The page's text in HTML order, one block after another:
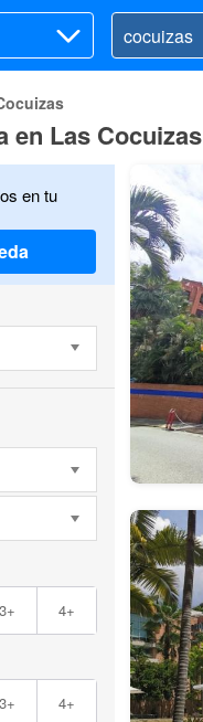
en Las Cocuizas
en tu
3+ 4+
3+ 4+